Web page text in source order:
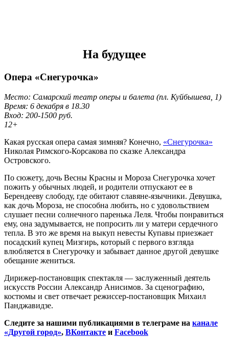
На будущее
Опера «Снегурочка»
Место: Самарский театр оперы и балета (пл. Куйбышева, 1)
Время: 6 декабря в 18.30
Вход: 200-1500 руб.
12+
Какая русская опера самая зимняя? Конечно, «Снегурочка»
Николая Римского-Корсакова по сказке Александра
Островского.
По сюжету, дочь Весны Красны и Мороза Снегурочка хочет
пожить у обычных людей, и родители отпускают ее в
Берендееву слободу, где обитают славяне-язычники. Девушка,
как дочь Мороза, не способна любить, но с удовольствием
слушает песни солнечного паренька Леля. Чтобы понравиться
ему, она задумывается, не попросить ли у матери сердечного
тепла. В это же время на выкуп невесты Купавы приезжает
посадский купец Мизгирь, который с первого взгляда
влюбляется в Снегурочку и забывает данное другой девушке
обещание жениться.
Дирижер-постановщик спектакля — заслуженный деятель
искусств России Александр Анисимов. За сценографию,
костюмы и свет отвечает режиссер-постановщик Михаил
Панджавидзе.
Следите за нашими публикациями в телеграме на канале
«Другой город», ВКонтакте и Facebook